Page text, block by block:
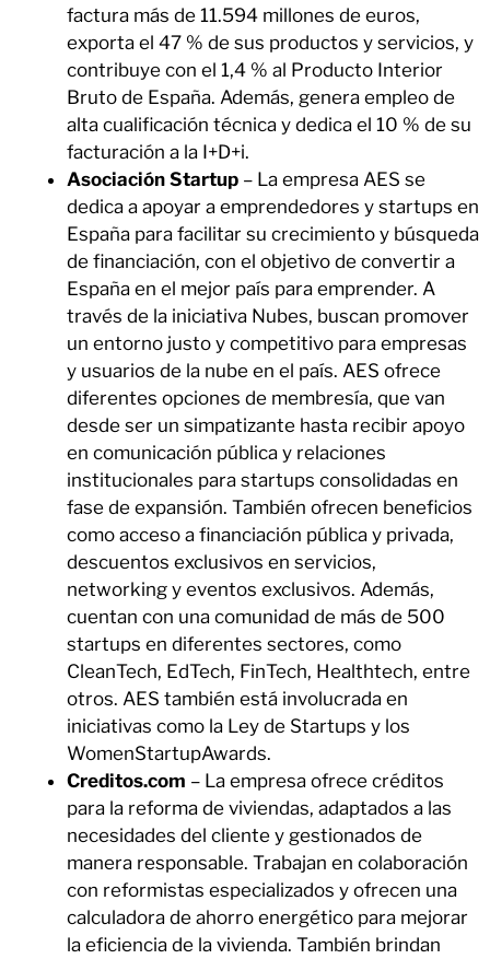
factura más de 11.594 millones de euros,
exporta el 47 % de sus productos y servicios, y
contribuye con el 1,4 % al Producto Interior
Bruto de España. Además, genera empleo de
alta cualificación técnica y dedica el 10 % de su
facturación a la I+D+i.
Asociación Startup – La empresa AES se
dedica a apoyar a emprendedores y startups en
España para facilitar su crecimiento y búsqueda
de financiación, con el objetivo de convertir a
España en el mejor país para emprender. A
través de la iniciativa Nubes, buscan promover
un entorno justo y competitivo para empresas
y usuarios de la nube en el país. AES ofrece
diferentes opciones de membresía, que van
desde ser un simpatizante hasta recibir apoyo
en comunicación pública y relaciones
institucionales para startups consolidadas en
fase de expansión. También ofrecen beneficios
como acceso a financiación pública y privada,
descuentos exclusivos en servicios,
networking y eventos exclusivos. Además,
cuentan con una comunidad de más de 500
startups en diferentes sectores, como
CleanTech, EdTech, FinTech, Healthtech, entre
otros. AES también está involucrada en
iniciativas como la Ley de Startups y los
WomenStartupAwards.
Creditos.com – La empresa ofrece créditos
para la reforma de viviendas, adaptados a las
necesidades del cliente y gestionados de
manera responsable. Trabajan en colaboración
con reformistas especializados y ofrecen una
calculadora de ahorro energético para mejorar
la eficiencia de la vivienda. También brindan